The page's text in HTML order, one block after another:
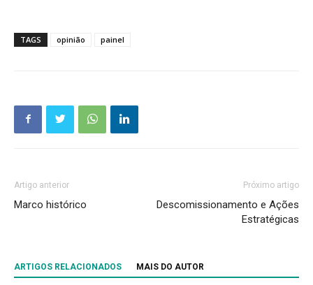
TAGS opinião painel
Artigo anterior
Marco histórico
Próximo artigo
Descomissionamento e Ações
Estratégicas
ARTIGOS RELACIONADOS MAIS DO AUTOR